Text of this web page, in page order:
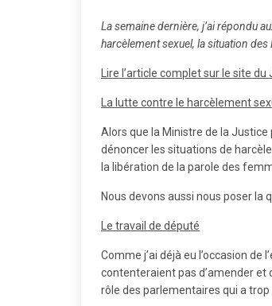
La semaine dernière, j’ai répondu
harcèlement sexuel, la situation des
Lire l’article complet sur le site du
La lutte contre le harcèlement
Alors que la Ministre de la
dénoncer les situations de
la libération de la parole des
Nous devons aussi nous poser la
Le travail de député
Comme j’ai déjà eu l’occasion
contenteraient pas d’amender et
rôle des parlementaires qui a trop